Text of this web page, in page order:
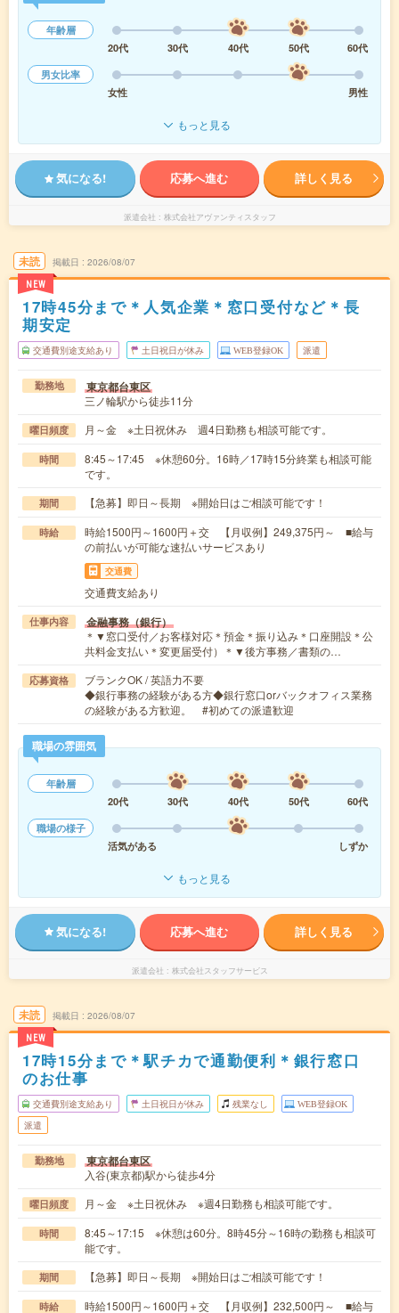
年齢層
20代
30代 40代 50代
60代
男女比率
女性
男性
もっと見る
気になる! 応募へ進む 詳しく見る
派遣会社 株式会社アヴァンティスタッフ
未読
NEW
掲載日 2026/08/07
17時45分まで＊人気企業＊窓口受付など＊長
期安定
交通費別途支給あり 土日祝日が休み WEB登録OK 派遣
勤務地 東京都台東区
三ノ輪駅から徒歩11分
曜日頻度 月～金 ※土日祝休み 週4日勤務も相談可能です。
時間
8:45～17:45 ※休憩60分。16時／17時15分終業も相談可能
です。
期間 【急募】即日～長期 ※開始日はご相談可能です！
時給
時給1500円～1600円＋交 【月収例】249,375円～ ■給与
の前払いが可能な速払いサービスあり
交通費
交通費支給あり
仕事内容 金融事務（銀行）
＊▼窓口受付／お客様対応＊預金＊振り込み＊口座開設＊公
共料金支払い＊変更届受付）＊▼後方事務／書類の…
応募資格
ブランクOK / 英語力不要
◆銀行事務の経験がある方◆銀行窓口orバックオフィス業務
の経験がある方歓迎。 #初めての派遣歓迎
職場の雰囲気
年齢層
20代
30代 40代 50代
60代
職場の様子
活気がある
しずか
もっと見る
気になる! 応募へ進む 詳しく見る
派遣会社 株式会社スタッフサービス
未読
NEW
掲載日 2026/08/07
17時15分まで＊駅チカで通勤便利＊銀行窓口
のお仕事
交通費別途支給あり 土日祝日が休み 残業なし WEB登録OK
派遣
勤務地 東京都台東区
入谷(東京都)駅から徒歩4分
曜日頻度 月～金 ※土日祝休み ※週4日勤務も相談可能です。
時間
8:45～17:15 ※休憩は60分。8時45分～16時の勤務も相談可
能です。
期間 【急募】即日～長期 ※開始日はご相談可能です！
時給
時給1500円～1600円＋交 【月収例】232,500円～ ■給与